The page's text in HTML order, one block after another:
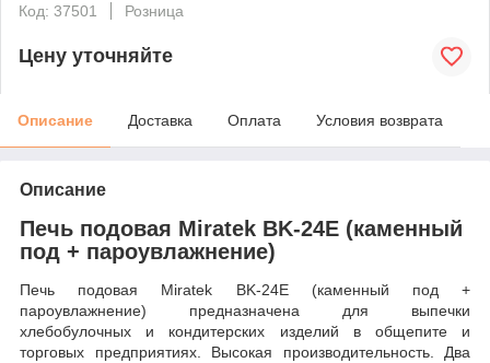
Код: 37501
Розница
Цену уточняйте
Описание Доставка Оплата Условия возврата
Описание
Печь подовая Miratek BK-24E (каменный
под + пароувлажнение)
Печь подовая Miratek BK-24E (каменный под +
пароувлажнение) предназначена для выпечки
хлебобулочных и кондитерских изделий в общепите и
торговых предприятиях. Высокая производительность. Два